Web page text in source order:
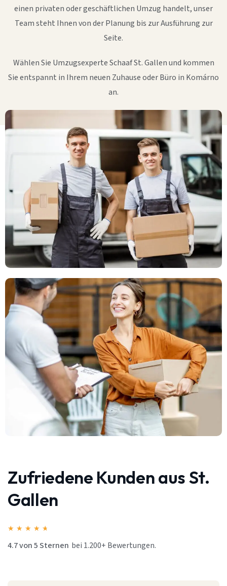
einen privaten oder geschäftlichen Umzug handelt, unser
Team steht Ihnen von der Planung bis zur Ausführung zur
Seite.
Wählen Sie Umzugsexperte Schaaf St. Gallen und kommen
Sie entspannt in Ihrem neuen Zuhause oder Büro in Komárno
an.
Zufriedene Kunden aus St.
Gallen
★ ★ ★ ★ ★
4.7 von 5 Sternen bei 1.200+ Bewertungen.